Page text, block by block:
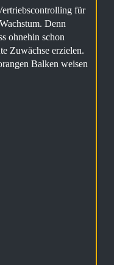
für
Denn
ohnehin schon
Zuwächse erzielen.
Balken weisen